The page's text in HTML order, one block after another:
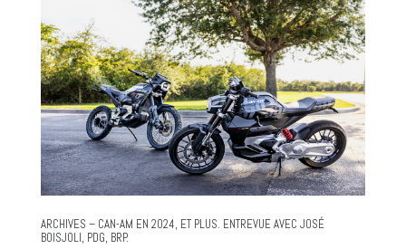
ARCHIVES – CAN-AM EN 2024, ET PLUS. ENTREVUE AVEC JOSÉ
BOISJOLI, PDG, BRP.